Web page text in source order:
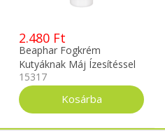
2.480 Ft
Beaphar Fogkrém
Kutyáknak Máj Ízesítéssel
100g
15317